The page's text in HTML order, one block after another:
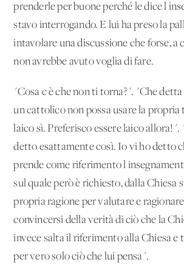
prenderle per buone perché le dice
stavo interrogando. E lui ha preso la
intavolare una discussione che forse, a
non avrebbe avuto voglia di fare.
"Cosa c'è che non ti torna?". "Che
un cattolico non possa usare la propria
laico sì. Preferisco essere laico
detto esattamente così. Io vi ho detto
prende come riferimento
sul quale però è richiesto, dalla Chiesa
propria ragione per valutare e
convincersi della verità di ciò che la
invece salta il riferimento alla Chiesa e
per vero solo ciò che lui pensa".